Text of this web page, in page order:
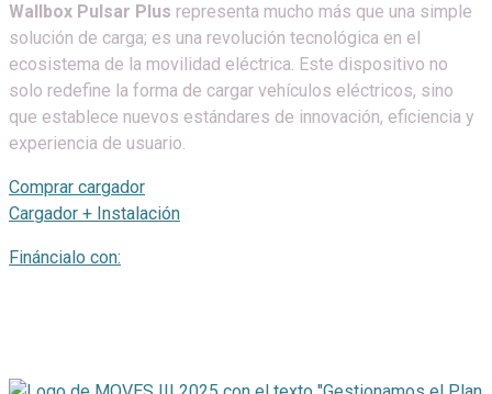
Wallbox Pulsar Plus representa mucho más que una simple
solución de carga; es una revolución tecnológica en el
ecosistema de la movilidad eléctrica. Este dispositivo no
solo redefine la forma de cargar vehículos eléctricos, sino
que establece nuevos estándares de innovación, eficiencia y
experiencia de usuario.
Comprar cargador
Cargador + Instalación
Fináncialo con: